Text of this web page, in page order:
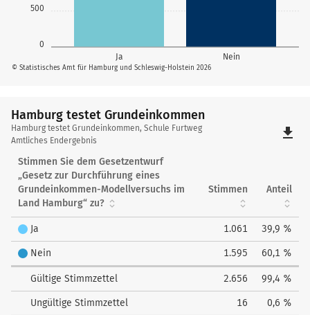
0
500
Ja Nein
© Statistisches Amt für Hamburg und Schleswig-Holstein 2026
Hamburg testet Grundeinkommen
Hamburg
testet
Grundeinkommen
Hamburg testet Grundeinkommen, Schule Furtweg
Amtliches Endergebnis
file_download
Stimmen Sie dem Gesetzentwurf
„Gesetz zur Durchführung eines
Grundeinkommen-Modellversuchs im
Land Hamburg“ zu?
Stimmen Anteil
Ja 1.061 39,9 %
Nein 1.595 60,1 %
Gültige Stimmzettel 2.656 99,4 %
Ungültige Stimmzettel 16 0,6 %